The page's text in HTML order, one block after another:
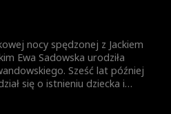
między nimi zaczęło kiełkować
został oficjalnie uznany przez
dzięki synowi – zyskała szacunek
dostatnie życie.
nocy spędzonej z Jackiem
Ewa Sadowska urodziła
Sześć lat później
się o istnieniu dziecka i